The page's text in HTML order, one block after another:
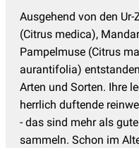
Ausgehend von den
(Citrus medica),
Pampelmuse (Citrus
aurantifolia)
Arten und Sorten. Ihre
herrlich duftende
- das sind mehr als
sammeln. Schon im